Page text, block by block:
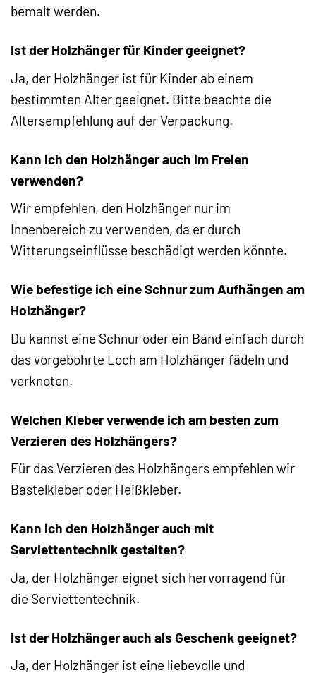
bemalt werden.
Ist der Holzhänger für Kinder geeignet?
Ja, der Holzhänger ist für Kinder ab einem
bestimmten Alter geeignet. Bitte beachte die
Altersempfehlung auf der Verpackung.
Kann ich den Holzhänger auch im Freien
verwenden?
Wir empfehlen, den Holzhänger nur im
Innenbereich zu verwenden, da er durch
Witterungseinflüsse beschädigt werden könnte.
Wie befestige ich eine Schnur zum Aufhängen am
Holzhänger?
Du kannst eine Schnur oder ein Band einfach durch
das vorgebohrte Loch am Holzhänger fädeln und
verknoten.
Welchen Kleber verwende ich am besten zum
Verzieren des Holzhängers?
Für das Verzieren des Holzhängers empfehlen wir
Bastelkleber oder Heißkleber.
Kann ich den Holzhänger auch mit
Serviettentechnik gestalten?
Ja, der Holzhänger eignet sich hervorragend für
die Serviettentechnik.
Ist der Holzhänger auch als Geschenk geeignet?
Ja, der Holzhänger ist eine liebevolle und